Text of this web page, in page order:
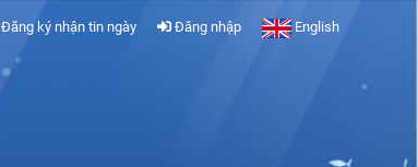
Đăng ký nhận tin ngày Đăng nhập English